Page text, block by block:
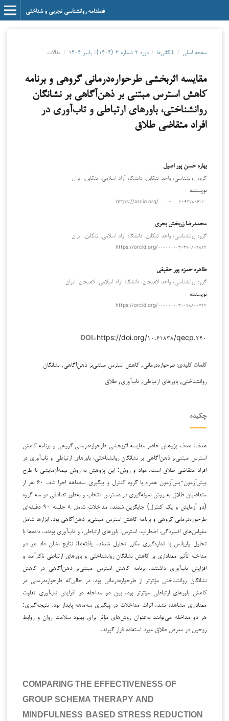
فصلنامه روانشناسی تجربی و شناختی
صفحه اصلی / بایگانی‌ها / دوره ۲ شماره ۳ (۱۴۰۴): پاییز ۱۴۰۴ / مقالات
مقایسه اثربخشی طرحواره‌درمانی گروهی و برنامه
کاهش استرس مبتنی ‌بر ذهن‌آگاهی بر نشانگان
روانشناختی، باورهای ارتباطی و تاب‌آوری در
افراد متقاضی طلاق
بهاره حسن پور اصیل
گروه روانشناسی، واحد تنکابن، دانشگاه آزاد اسلامی، تنکابن، ایران
نویسنده
https://orcid.org/۰۰۰۰-۰۰۰۳-۴۲۷۸-۶۱۲۰
محمدرضا زربخش بحری
گروه روانشناسی، واحد تنکابن، دانشگاه آزاد اسلامی، تنکابن، ایران
https://orcid.org/۰۰۰۰-۰۰۰۳-۳۷۰۸-۲۸۸۲
طاهره حمزه پور حقیقی
گروه روانشناسی، واحد لاهیجان، دانشگاه آزاد اسلامی، لاهیجان، ایران
نویسنده
https://orcid.org/۰۰۰۰-۰۰۰۳-۰۷۸۸-۰۷۴۴
DOI:: https://doi.org/۱۰.۶۱۸۳۸/qecp.۲۴۰
کلمات کلیدی: طرحواره‌درمانی, کاهش استرس مبتنی‌بر ذهن‌آگاهی, نشانگان
روانشناختی, باورهای ارتباطی, تاب‌آوری, طلاق
چکیده
هدف: هدف پژوهش حاضر مقایسه اثربخشی طرحواره‌درمانی گروهی و برنامه کاهش
استرس مبتنی‌بر ذهن‌آگاهی بر نشانگان روانشناختی، باورهای ارتباطی و تاب‌آوری در
افراد متقاضی طلاق است. مواد و روش: این پژوهش به روش نیمه‌آزمایشی با طرح
پیش‌آزمون-پس‌آزمون همراه با گروه کنترل و پیگیری سه‌ماهه اجرا شد. ۶۰ نفر از
متقاضیان طلاق به روش نمونه‌گیری در دسترس انتخاب و به‌طور تصادفی در سه گروه
(دو آزمایش و یک کنترل) جایگزین شدند. مداخلات شامل ۸ جلسه ۹۰ دقیقه‌ای
طرحواره‌درمانی گروهی و برنامه کاهش استرس مبتنی‌بر ذهن‌آگاهی بود. ابزارها شامل
مقیاس‌های افسردگی، اضطراب، استرس، باورهای ارتباطی، و تاب‌آوری بودند. داده‌ها با
تحلیل واریانس با اندازه‌گیری مکرر تحلیل شدند. یافته‌ها: نتایج نشان داد هر دو
مداخله تأثیر معناداری بر کاهش نشانگان روانشناختی و باورهای ارتباطی ناکارآمد و
افزایش تاب‌آوری داشتند. برنامه کاهش استرس مبتنی‌بر ذهن‌آگاهی در کاهش
نشانگان روانشناختی مؤثرتر از طرحواره‌درمانی بود، در حالی‌که طرحواره‌درمانی در
کاهش باورهای ارتباطی مؤثرتر بود. بین دو مداخله در افزایش تاب‌آوری تفاوت
معناداری مشاهده نشد. اثرات مداخلات در پیگیری سه‌ماهه پایدار بود. نتیجه‌گیری:
هر دو مداخله می‌توانند به‌عنوان روش‌های مؤثر برای بهبود سلامت روان و روابط
زوجین در معرض طلاق مورد استفاده قرار گیرند.
COMPARING THE EFFECTIVENESS OF
GROUP SCHEMA THERAPY AND
MINDFULNESS-BASED STRESS REDUCTION